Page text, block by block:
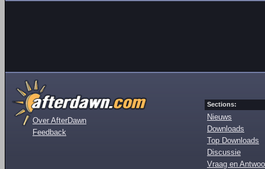
Over AfterDawn
Feedback
Sections:
Nieuws
Downloads
Top Downloads
Discussie
Vraag en